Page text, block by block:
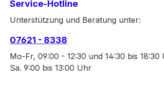
Service-Hotline
Unterstützung und Beratung unter:
07621 - 8338
Mo-Fr, 09:00 - 12:30 und 14:30 bis 18:30
Sa. 9:00 bis 13:00 Uhr